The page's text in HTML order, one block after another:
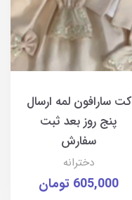
کت سارافون لمه ارسال
پنج روز بعد ثبت
سفارش
دخترانه
605,000 تومان